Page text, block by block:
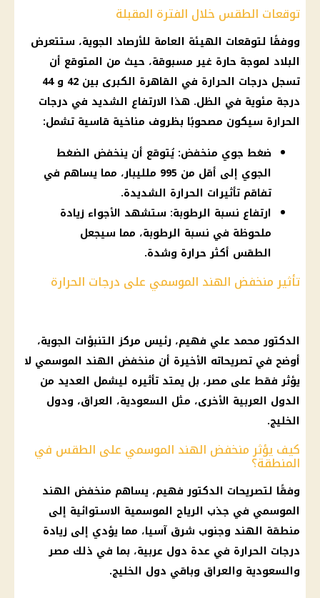
توقعات الطقس خلال الفترة المقبلة
ووفقًا لتوقعات الهيئة العامة للأرصاد الجوية، ستتعرض
البلاد لموجة حارة غير مسبوقة، حيث من المتوقع أن
تسجل درجات الحرارة
في القاهرة الكبرى بين 42 و 44
درجة مئوية في الظل. هذا الارتفاع الشديد في درجات
الحرارة سيكون مصحوبًا بظروف مناخية قاسية تشمل:
ضغط جوي منخفض: يُتوقع أن ينخفض الضغط
الجوي إلى أقل من 995 ملليبار، مما يساهم في
تفاقم تأثيرات الحرارة الشديدة.
ارتفاع نسبة الرطوبة: ستشهد الأجواء زيادة
ملحوظة في نسبة الرطوبة، مما سيجعل
الطقس أكثر حرارة وشدة.
تأثير منخفض الهند الموسمي على درجات الحرارة
الدكتور محمد علي فهيم، رئيس مركز التنبؤات الجوية،
أوضح في تصريحاته الأخيرة أن منخفض الهند الموسمي لا
يؤثر فقط على مصر، بل يمتد تأثيره ليشمل العديد من
الدول العربية الأخرى، مثل السعودية، العراق، ودول
الخليج.
كيف يؤثر منخفض الهند الموسمي على الطقس في
المنطقة؟
وفقًا لتصريحات الدكتور فهيم، يساهم منخفض الهند
الموسمي في جذب الرياح الموسمية الاستوائية إلى
منطقة الهند وجنوب شرق آسيا، مما يؤدي إلى زيادة
درجات الحرارة في عدة دول عربية، بما في ذلك مصر
والسعودية والعراق وباقي دول الخليج.